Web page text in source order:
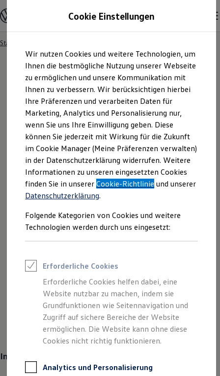
Hauptinhalt
springen
Footer
springen
Modelle und Konfigurator
Konfigurator
Modelle vergleichen
Elektroautos
ENERGY Sondermodelle
Nutzfahrzeuge
SUV und CUV
Familienautos
Kombis
Kompaktwagen
Sportwagen
Schnell verfügbare Fahrzeuge
Angebote und Produkte
Aktuelle Angebote
E-Auto-Förderung
Volkswagen Marktplatz
Die ENERGY Sondermodelle
Junge Gebrauchtwagen und Gebrauchtwagen
Volkswagen Zertifizierte Gebrauchtwagen
Elektromobilität bei Gebrauchtwagen
Saisonangebote
Reifenpakete
Leasing
Leasing-Angebote
Elektroauto Leasing
Kleinwagen-Leasing
Leasing ohne Anzahlung
Finanzierung
Autokredit mit Schlussrate
Versicherungen und Garantien
Kfz-Versicherung
Restschuldversicherungen
Garantien
Professional Class bei Volkswagen
Startseite
Volkswagen
Hybridautos –
Effizienz trifft
Performance
Hybrid fahren heißt: die Vorteile aus Elektro- und
Hybrid mit Stecker, mit dem Sie viele Strecken
Volkswagenfinden Sie den Antrieb, der zu Ihrem
automatisch, je nach Fahrsituation und
Batterieladestand, wann der Verbrennungsmotor den
Antrieb unterstützt oder sogar komplett übernimmt.
Inhaltsverzeichnis:
Cookie Einstellungen
Wir nutzen Cookies und weitere Technologien, um
Ihnen die bestmögliche Nutzung unserer Webseite
zu ermöglichen und unsere Kommunikation mit
Ihnen zu verbessern. Wir berücksichtigen hierbei
Ihre Präferenzen und verarbeiten Daten für
Marketing, Analytics und Personalisierung nur,
wenn Sie uns Ihre Einwilligung geben. Diese
können Sie jederzeit mit Wirkung für die Zukunft
im Cookie Manager (Meine Präferenzen verwalten)
in der Datenschutzerklärung widerrufen. Weitere
Informationen zu unseren eingesetzten Cookies
finden Sie in unsererCookie-Richtlinie und unserer
Datenschutzerklärung.
Folgende Kategorien von Cookies und weitere
Technologien werden durch uns eingesetzt:
Erforderliche Cookies
Erforderliche Cookies helfen dabei, eine
Website nutzbar zu machen, indem sie
Grundfunktionen wie Seitennavigation und
Zugriff auf sichere Bereiche der Website
ermöglichen. Die Website kann ohne diese
Cookies nicht richtig funktionieren.
Analytics und Personalisierung